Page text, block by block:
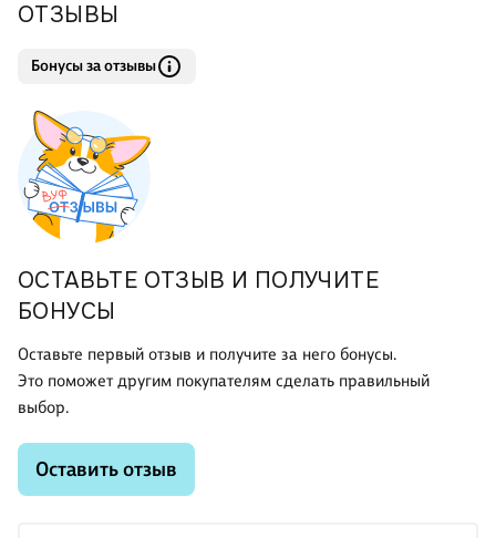
ОТЗЫВЫ
Бонусы за отзывы
ОСТАВЬТЕ ОТЗЫВ И ПОЛУЧИТЕ
БОНУСЫ
Оставьте первый отзыв и получите за него бонусы.
Это поможет другим покупателям сделать правильный
выбор.
Оставить отзыв